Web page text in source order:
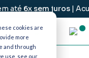
cookies are
more
and through
use, see our
sem juros| Acumule